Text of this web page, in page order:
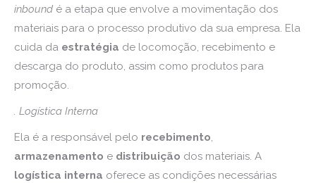
inbound é a etapa que envolve a movimentação dos
materiais para o processo produtivo da sua empresa. Ela
cuida da estratégia de locomoção, recebimento e
descarga do produto, assim como produtos para
promoção.
. Logística Interna
Ela é a responsável pelo recebimento,
armazenamento e distribuição dos materiais. A
logística interna oferece as condições necessárias